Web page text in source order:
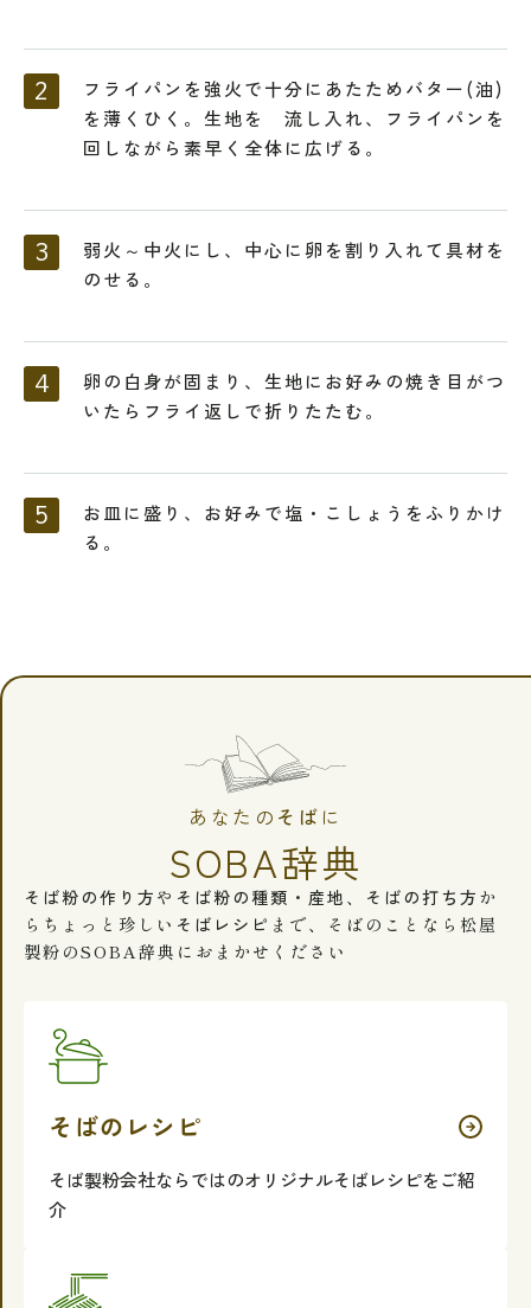
フライパンを強火で十分にあたためバター(油)
を薄くひく。生地を 流し入れ、フライパンを
回しながら素早く全体に広げる。
弱火～中火にし、中心に卵を割り入れて具材を
のせる。
卵の白身が固まり、生地にお好みの焼き目がつ
いたらフライ返しで折りたたむ。
お皿に盛り、お好みで塩・こしょうをふりかけ
る。
あなたの そば に
SOBA辞典
そば粉の作り方 や そば粉の種類・産地 、 そばの打ち方 か
らちょっと珍しい そばレシピ まで、そばのことなら松屋
製粉のSOBA辞典におまかせください
そばのレシピ
そば製粉会社ならではのオリジナルそばレシピをご紹
介